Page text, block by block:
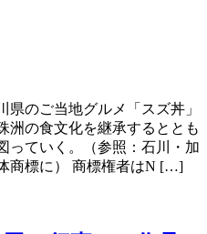
県のご当地グルメ「スズ丼」
洲の食文化を継承するととも
っていく。（参照：石川・加
商標に） 商標権者はN […]